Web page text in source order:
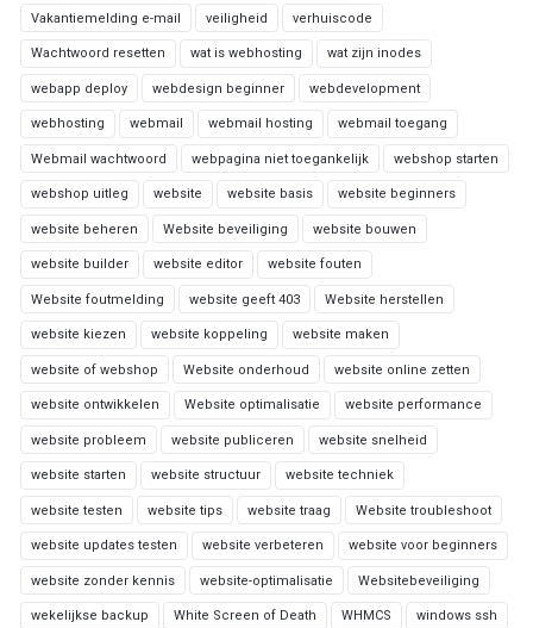
Vakantiemelding e-mail veiligheid verhuiscode
Wachtwoord resetten wat is webhosting wat zijn inodes
webapp deploy webdesign beginner webdevelopment
webhosting webmail webmail hosting webmail toegang
Webmail wachtwoord webpagina niet toegankelijk webshop starten
webshop uitleg website website basis website beginners
website beheren Website beveiliging website bouwen
website builder website editor website fouten
Website foutmelding website geeft 403 Website herstellen
website kiezen website koppeling website maken
website of webshop Website onderhoud website online zetten
website ontwikkelen Website optimalisatie website performance
website probleem website publiceren website snelheid
website starten website structuur website techniek
website testen website tips website traag Website troubleshoot
website updates testen website verbeteren website voor beginners
website zonder kennis website-optimalisatie Websitebeveiliging
wekelijkse backup White Screen of Death WHMCS windows ssh